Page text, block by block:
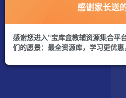
感谢家长送
感谢您进入“宝库盒教辅资源集合平
们的愿景：最全资源库，学习更优惠